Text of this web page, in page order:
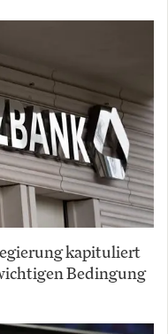
kapituliert
Bedingung